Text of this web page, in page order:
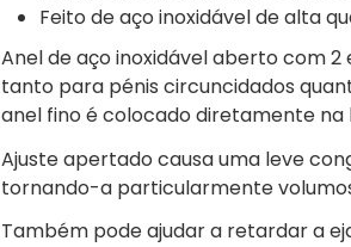
Feito de aço inoxidável de alta
Anel de aço inoxidável aberto com 2
tanto para pénis circuncidados
anel fino é colocado diretamente na
Ajuste apertado causa uma leve
tornando-a particularmente
Também pode ajudar a retardar a